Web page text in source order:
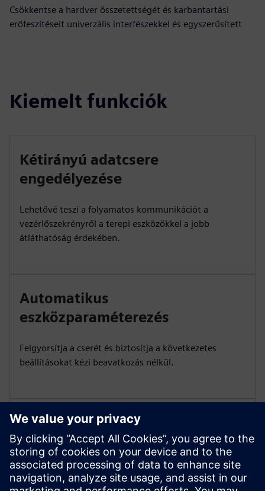
Csökkentse a hardver összetettségét és karbantartási
erőfeszítéseit univerzális interfészekkel és egyszerűsített
Kiemelt funkciók
Kétirányú adatcsere
engedélyezése
Lehetővé teszi a folyamatos kommunikációt a
vezérlőszekrényről a terepi eszközökkel a jobb
átláthatóság érdekében.
Automatikus
eszközparaméterezés
Felgyorsítja a cserét és biztosítja a következetes
beállításokat kézi beavatkozás nélkül.
Integráció a SIMATIC
eszközökkel
Könnyű konfigurációt és felügyeletet biztosít a
Siemens mérnöki platformokon keresztül.